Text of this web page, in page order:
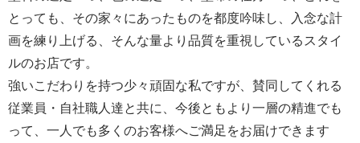
とっても、その家々にあったものを都度吟味し、入念な計
画を練り上げる、そんな量より品質を重視しているスタイ
ルのお店です。
強いこだわりを持つ少々頑固な私ですが、賛同してくれる
従業員・自社職人達と共に、今後ともより一層の精進でも
って、一人でも多くのお客様へご満足をお届けできます